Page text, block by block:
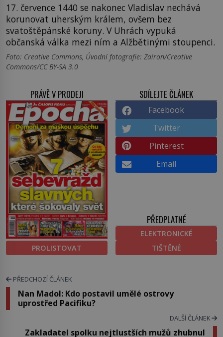
17. července 1440 se nakonec Vladislav nechává
korunovat uherským králem, ovšem bez
svatoštěpánské koruny. V Uhrách vypuká
občanská válka mezi ním a Alžbětinými stoupenci.
Foto: Creative Commons, Úvodní fotografie: Zairon/Creative
Commons/CC BY-SA 3.0
PRÁVĚ V PRODEJI
PROLISTOVAT
SDÍLEJTE ČLÁNEK
Facebook
Twitter
Pinterest
Email
PŘEDPLATNÉ
ELEKTRONICKÉ
TIŠTĚNÉ
PŘEDCHOZÍ ČLÁNEK
Nan Madol: Kdo postavil umělé ostrovy
uprostřed Pacifiku?
DALŠÍ ČLÁNEK
Zakladatel spolku nejtlustších mužů zhubnul